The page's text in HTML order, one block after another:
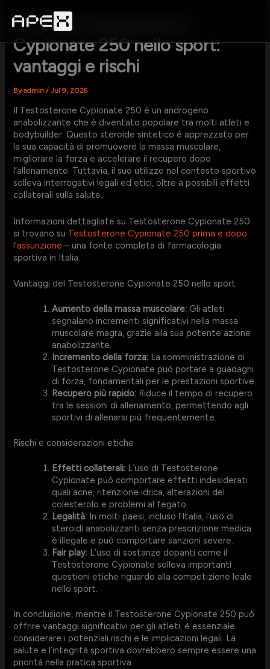
contentL’uso del Testosterone
Cypionate 250 nello sport:
vantaggi e rischi
Byadmin/Jul 9, 2026
Il Testosterone Cypionate 250 è un androgeno
anabolizzante che è diventato popolare tra molti atleti e
bodybuilder. Questo steroide sintetico è apprezzato per
la sua capacità di promuovere la massa muscolare,
migliorare la forza e accelerare il recupero dopo
l’allenamento. Tuttavia, il suo utilizzo nel contesto sportivo
solleva interrogativi legali ed etici, oltre a possibili effetti
collaterali sulla salute.
Informazioni dettagliate su Testosterone Cypionate 250
si trovano su Testosterone Cypionate 250 prima e dopo
l’assunzione – una fonte completa di farmacologia
sportiva in Italia.
Vantaggi del Testosterone Cypionate 250 nello sport
Aumento della massa muscolare: Gli atleti
segnalano incrementi significativi nella massa
muscolare magra, grazie alla sua potente azione
anabolizzante.
Incremento della forza: La somministrazione di
Testosterone Cypionate può portare a guadagni
di forza, fondamentali per le prestazioni sportive.
Recupero più rapido: Riduce il tempo di recupero
tra le sessioni di allenamento, permettendo agli
sportivi di allenarsi più frequentemente.
Rischi e considerazioni etiche
Effetti collaterali: L’uso di Testosterone
Cypionate può comportare effetti indesiderati
quali acne, ritenzione idrica, alterazioni del
colesterolo e problemi al fegato.
Legalità: In molti paesi, incluso l’Italia, l’uso di
steroidi anabolizzanti senza prescrizione medica
è illegale e può comportare sanzioni severe.
Fair play: L’uso di sostanze dopanti come il
Testosterone Cypionate solleva importanti
questioni etiche riguardo alla competizione leale
nello sport.
In conclusione, mentre il Testosterone Cypionate 250 può
offrire vantaggi significativi per gli atleti, è essenziale
considerare i potenziali rischi e le implicazioni legali. La
salute e l’integrità sportiva dovrebbero sempre essere una
priorità nella pratica sportiva.